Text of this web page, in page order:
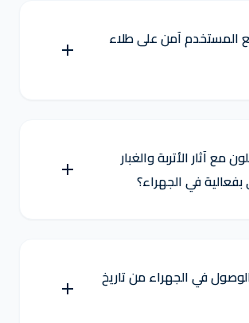
المستخدم آمن على طلاء
مع آثار الأتربة والغبار
في الجهراء؟
في الجهراء من تاريخ